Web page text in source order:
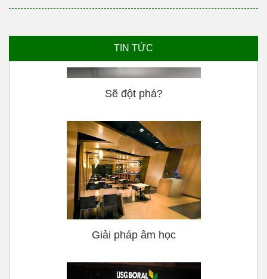
TIN TỨC
Sẽ đột phá?
Giải pháp âm học